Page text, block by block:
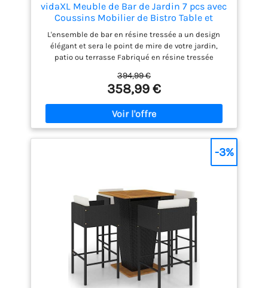
vidaXL Meuble de Bar de Jardin 7 pcs avec
Coussins Mobilier de Bistro Table et
Chaises à Dîner Mobilier de Salle à
Manger Pub Résine Tressée Gris
L'ensemble de bar en résine tressée a un design
élégant et sera le point de mire de votre jardin,
patio ou terrasse Fabriqué en résine tressée
couches de verre trempé sur la table, l'ensemble de
mobilier d'extérieur est facile à nettoyer, résistant à
l'usure et adapté à une utilisation quotidienne Le
cadre en acier laqué rend la table très robuste et
durable Grace à la construction légère, tous les
composants sont faciles à déplacer Les coussins
de siège amovibles et épais sont très confortables
394,99 €
358,99 €
-3%